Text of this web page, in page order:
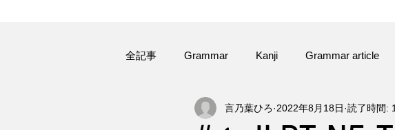
全記事 Grammar Kanji Grammar article
言乃葉ひろ 2022年8月18日 読了時間: